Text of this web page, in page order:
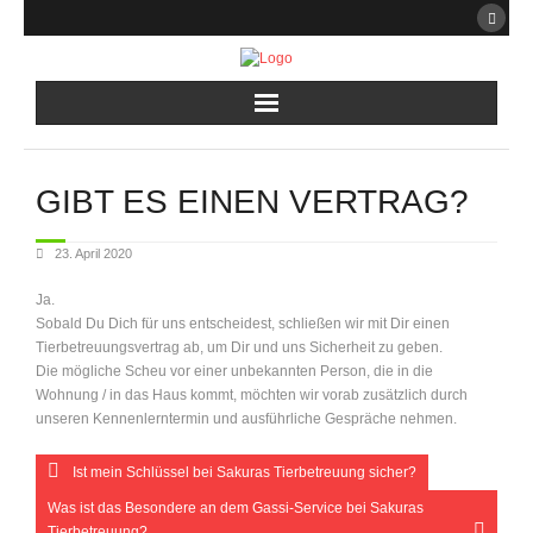
Startseite
Leistungen
Katzenblog
Team
FAQ
Aktuelles
GIBT ES EINEN VERTRAG?
23. April 2020
Ja.
Sobald Du Dich für uns entscheidest, schließen wir mit Dir einen
Tierbetreuungsvertrag ab, um Dir und uns Sicherheit zu geben.
Die mögliche Scheu vor einer unbekannten Person, die in die
Wohnung / in das Haus kommt, möchten wir vorab zusätzlich durch
unseren Kennenlerntermin und ausführliche Gespräche nehmen.
Ist mein Schlüssel bei Sakuras Tierbetreuung sicher?
Was ist das Besondere an dem Gassi-Service bei Sakuras